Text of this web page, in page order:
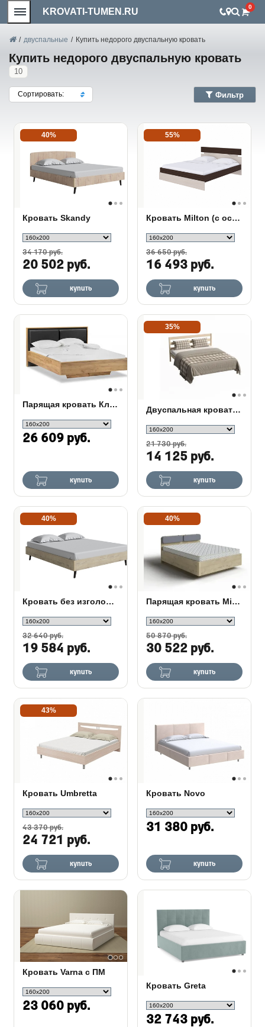
KROVATI-TUMEN.RU 0
/ двуспальные / Купить недорого двуспальную кровать
Купить недорого двуспальную кровать
10
Сортировать: Фильтр
40%
Кровать Skandy
34 170 руб.
20 502 руб.
купить
55%
Кровать Milton (с основанием)
36 650 руб.
16 493 руб.
купить
Парящая кровать Клауд дуб крафт золотой / антрацит
26 609 руб.
купить
35%
Двуспальная кровать Финист
21 730 руб.
14 125 руб.
купить
40%
Кровать без изголовья Skandy Base
32 640 руб.
19 584 руб.
купить
40%
Парящая кровать Minima Light c полкой в изголовье
50 870 руб.
30 522 руб.
купить
43%
Кровать Umbretta
43 370 руб.
24 721 руб.
купить
Кровать Novo
31 380 руб.
купить
Кровать Varna c ПМ
23 060 руб.
Кровать Greta
32 743 руб.